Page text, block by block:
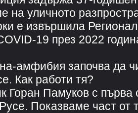
на уличното
е извършила
19 през 2022
амфибия започва да
Как работи тя?
Горан Памуков с първа
Показваме част от